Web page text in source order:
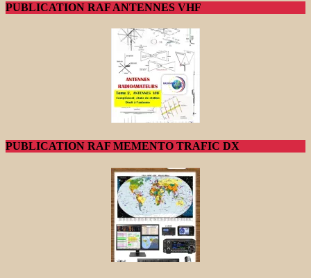
PUBLICATION RAF ANTENNES VHF
PUBLICATION RAF MEMENTO TRAFIC DX